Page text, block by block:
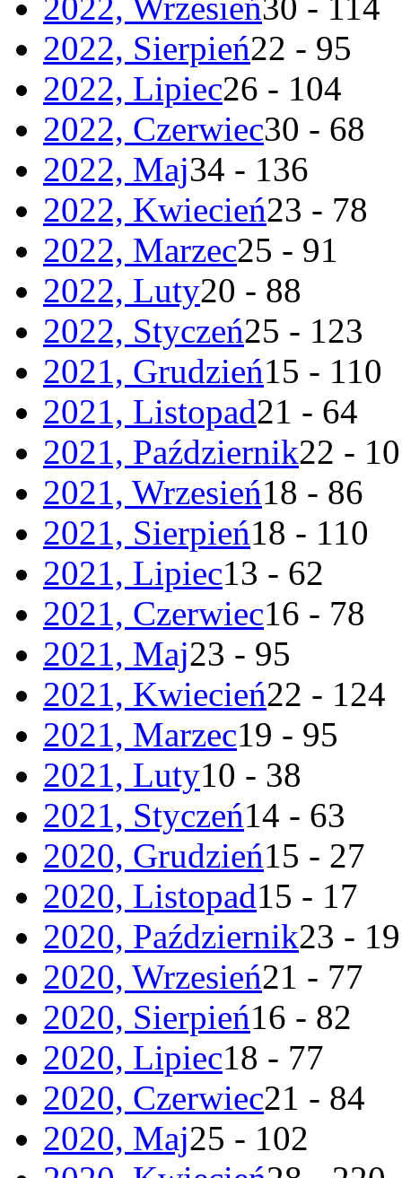
2022, Sierpień22 - 95
2022, Lipiec26 - 104
2022, Czerwiec30 - 68
2022, Maj34 - 136
2022, Kwiecień23 - 78
2022, Marzec25 - 91
2022, Luty20 - 88
2022, Styczeń25 - 123
2021, Grudzień15 - 110
2021, Listopad21 - 64
2021, Październik22 -
2021, Wrzesień18 - 86
2021, Sierpień18 - 110
2021, Lipiec13 - 62
2021, Czerwiec16 - 78
2021, Maj23 - 95
2021, Kwiecień22 - 124
2021, Marzec19 - 95
2021, Luty10 - 38
2021, Styczeń14 - 63
2020, Grudzień15 - 27
2020, Listopad15 - 17
2020, Październik23 - 19
2020, Wrzesień21 - 77
2020, Sierpień16 - 82
2020, Lipiec18 - 77
2020, Czerwiec21 - 84
2020, Maj25 - 102